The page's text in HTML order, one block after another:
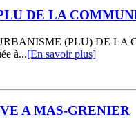
DE LA
(PLU) DE LA
à...[En savoir plus]
A MAS-GRENIER